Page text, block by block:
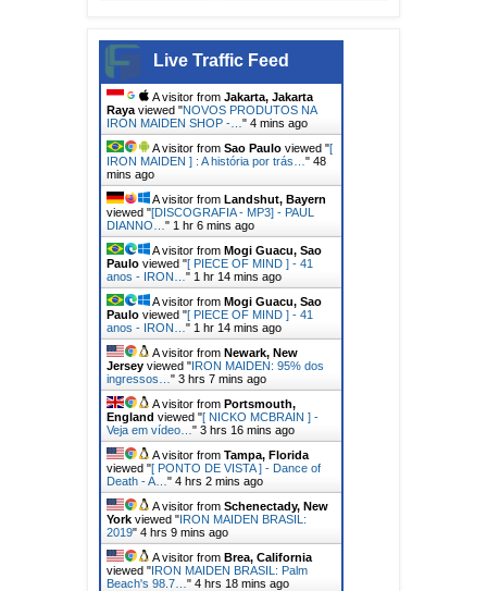
Live Traffic Feed
A visitor from Jakarta, Jakarta
Raya viewed "NOVOS PRODUTOS NA
IRON MAIDEN SHOP -… " 4 mins ago
A visitor from Sao Paulo viewed "[
IRON MAIDEN ] : A história por trás… " 48
mins ago
A visitor from Landshut, Bayern
viewed "[DISCOGRAFIA - MP3] - PAUL
DIANNO… " 1 hr 6 mins ago
A visitor from Mogi Guacu, Sao
Paulo viewed "[ PIECE OF MIND ] - 41
anos - IRON… " 1 hr 14 mins ago
A visitor from Mogi Guacu, Sao
Paulo viewed "[ PIECE OF MIND ] - 41
anos - IRON… " 1 hr 14 mins ago
A visitor from Newark, New
Jersey viewed "IRON MAIDEN: 95% dos
ingressos… " 3 hrs 7 mins ago
A visitor from Portsmouth,
England viewed "[ NICKO MCBRAIN ] -
Veja em vídeo… " 3 hrs 16 mins ago
A visitor from Tampa, Florida
viewed "[ PONTO DE VISTA ] - Dance of
Death - A… " 4 hrs 2 mins ago
A visitor from Schenectady, New
York viewed "IRON MAIDEN BRASIL:
2019" 4 hrs 9 mins ago
A visitor from Brea, California
viewed "IRON MAIDEN BRASIL: Palm
Beach's 98.7… " 4 hrs 18 mins ago